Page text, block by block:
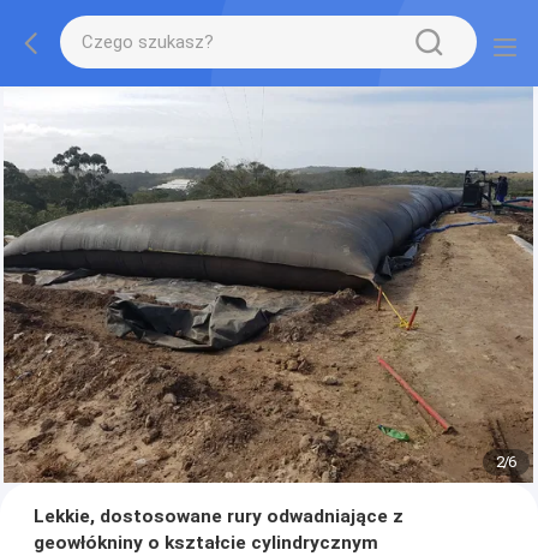
2/6
Lekkie, dostosowane rury odwadniające z
geowłókniny o kształcie cylindrycznym